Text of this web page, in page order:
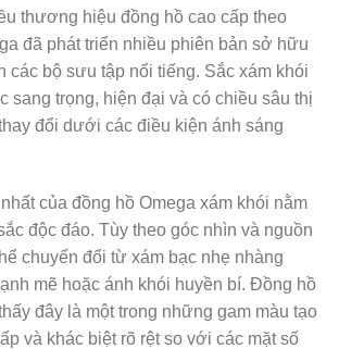
thương hiệu đồng hồ cao cấp theo
đã phát triển nhiều phiên bản sở hữu
các bộ sưu tập nổi tiếng. Sắc xám khói
sang trọng, hiện đại và có chiều sâu thị
đổi dưới các điều kiện ánh sáng
của đồng hồ Omega xám khói nằm
độc đáo. Tùy theo góc nhìn và nguồn
chuyển đổi từ xám bạc nhẹ nhàng
mẽ hoặc ánh khói huyền bí. Đồng hồ
đây là một trong những gam màu tạo
và khác biệt rõ rệt so với các mặt số